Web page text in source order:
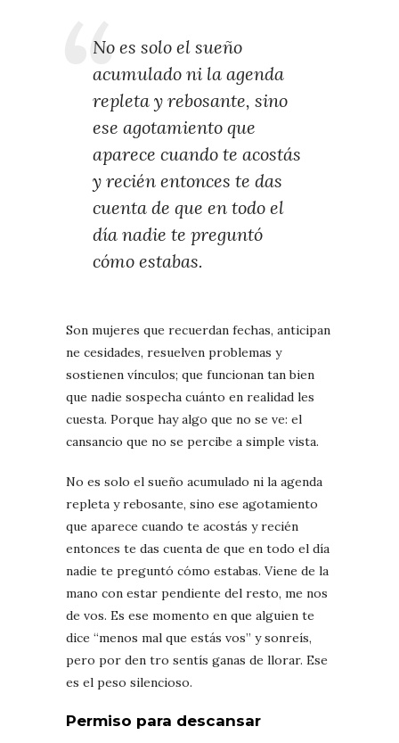
No es solo el sueño
acumulado ni la agenda
repleta y rebosante, sino
ese agotamiento que
aparece cuando te acostás
y recién entonces te das
cuenta de que en todo el
día nadie te preguntó
cómo estabas.
Son mujeres que recuerdan fechas, anticipan
ne cesidades, resuelven problemas y
sostienen vínculos; que funcionan tan bien
que nadie sospecha cuánto en realidad les
cuesta. Porque hay algo que no se ve: el
cansancio que no se percibe a simple vista.
No es solo el sueño acumulado ni la agenda
repleta y rebosante, sino ese agotamiento
que aparece cuando te acostás y recién
entonces te das cuenta de que en todo el día
nadie te preguntó cómo estabas. Viene de la
mano con estar pendiente del resto, me nos
de vos. Es ese momento en que alguien te
dice “menos mal que estás vos” y sonreís,
pero por den tro sentís ganas de llorar. Ese
es el peso silencioso.
Permiso para descansar